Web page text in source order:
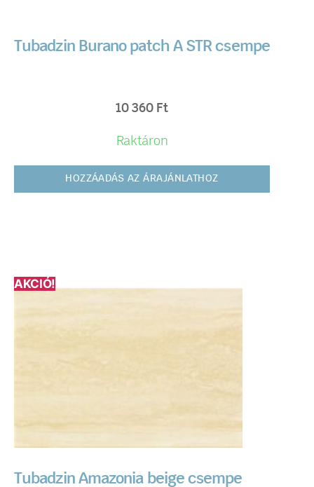
Tubadzin Burano patch A STR csempe
10 360 Ft
Raktáron
HOZZÁADÁS AZ ÁRAJÁNLATHOZ
AKCIÓ!
Tubadzin Amazonia beige csempe